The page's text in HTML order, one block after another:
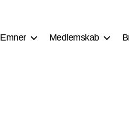
Emner Medlemskab